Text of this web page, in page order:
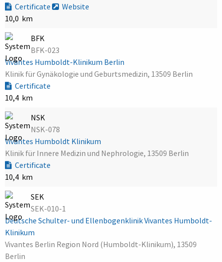
Certificate
Website
10,0 km
BFK
BFK-023
Vivantes Humboldt-Klinikum Berlin
Klinik für Gynäkologie und Geburtsmedizin, 13509 Berlin
Certificate
10,4 km
NSK
NSK-078
Vivantes Humboldt Klinikum
Klinik für Innere Medizin und Nephrologie, 13509 Berlin
Certificate
10,4 km
SEK
SEK-010-1
Deutsche Schulter- und Ellenbogenklinik Vivantes Humboldt-
Klinikum
Vivantes Berlin Region Nord (Humboldt-Klinikum), 13509
Berlin